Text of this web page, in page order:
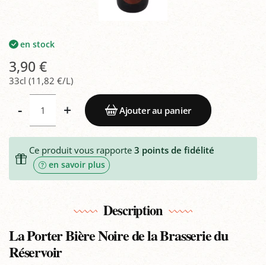
en stock
3,90 €
33cl (11,82 €/L)
- + Ajouter au panier
Ce produit vous rapporte 3 points de fidélité
en savoir plus
Description
La Porter Bière Noire de la Brasserie du
Réservoir